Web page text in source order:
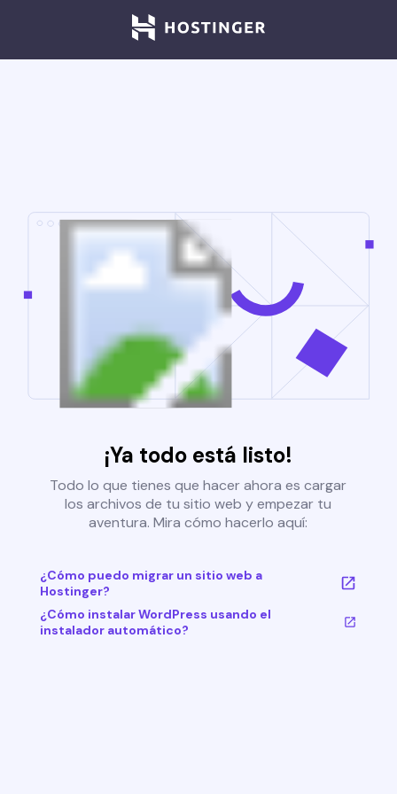
¡Ya todo está listo!
Todo lo que tienes que hacer ahora es cargar
los archivos de tu sitio web y empezar tu
aventura. Mira cómo hacerlo aquí:
¿Cómo puedo migrar un sitio web a
Hostinger?
¿Cómo instalar WordPress usando el
instalador automático?